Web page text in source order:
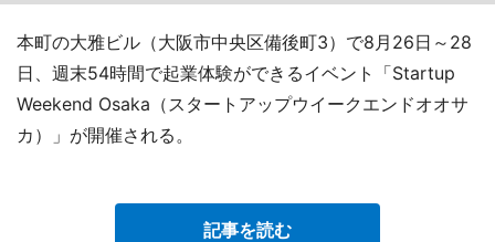
本町の大雅ビル（大阪市中央区備後町3）で8月26日～28
日、週末54時間で起業体験ができるイベント「Startup
Weekend Osaka（スタートアップウイークエンドオオサ
カ）」が開催される。
記事を読む